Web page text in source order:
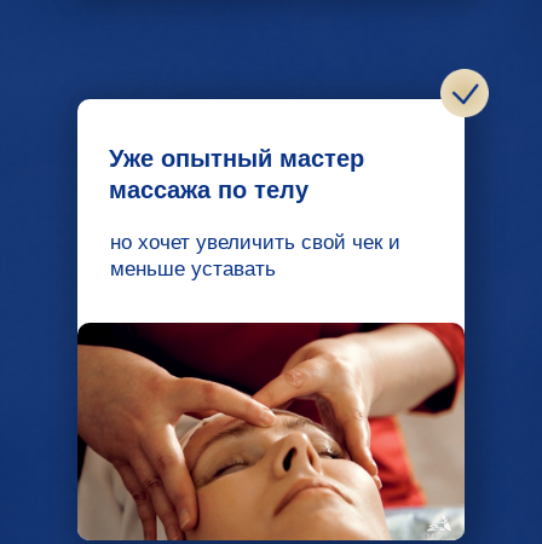
Уже опытный мастер
массажа по телу
но хочет увеличить свой чек и
меньше уставать